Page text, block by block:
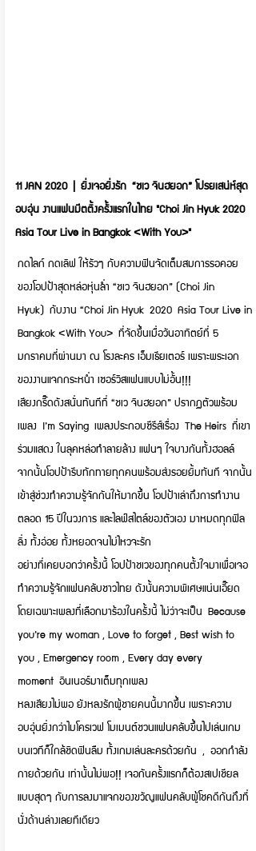
11 JAN 2020 | ยิ่งเจอยิ่งรัก “ชเว จินฮยอก” โปรยเสน่ห์สุด
อบอุ่น งานแฟนมีตติ้งครั้งแรกในไทย "Choi Jin Hyuk 2020
Asia Tour Live in Bangkok <With You>"
กดไลก์ กดเลิฟ ให้รัวๆ กับความฟินจัดเต็มสมการรอคอย
ของโอปป้าสุดหล่อหุ่นล่ำ “ชเว จินฮยอก” (Choi Jin
Hyuk) กับงาน “Choi Jin Hyuk 2020 Asia Tour Live in
Bangkok <With You> ที่จัดขึ้นเมื่อวันอาทิตย์ที่ 5
มกราคมที่ผ่านมา ณ โรงละคร เอ็มเธียเตอร์ เพราะพระเอก
ของงานแจกกระหน่ำ เซอร์วิสแฟนแบบไม่อั้น!!!
เสียงกรี๊ดดังสนั่นทันทีที่ “ชเว จินฮยอก” ปรากฏตัวพร้อม
เพลง I’m Saying เพลงประกอบซีรีส์เรื่อง The Heirs ที่เขา
ร่วมแสดง ในลุคหล่อทำลายล้าง แฟนๆ ใจบางกันทั้งฮอลล์
จากนั้นโอปป้ารีบทักทายทุกคนพร้อมส่งรอยยิ้มทันที จากนั้น
เข้าสู่ช่วงทำความรู้จักกันให้มากขึ้น โอปป้าเล่าถึงการทำงาน
ตลอด 15 ปีในวงการ และไลฟ์สไตล์ของตัวเอง มาหมดทุกฟิล
ลิ่ง ทั้งอ่อย ทั้งหยอดจนไม่ไหวจะรัก
อย่างที่เคยบอกว่าครั้งนี้ โอปป้าชเวของทุกคนตั้งใจมาเพื่อเจอ
ทำความรู้จักแฟนคลับชาวไทย ดังนั้นความพิเศษแน่นเอี๊ยด
โดยเฉพาะเพลงที่เลือกมาร้องในครั้งนี้ ไม่ว่าจะเป็น Because
you’re my woman , Love to forget , Best wish to
you , Emergency room , Every day every
moment อินเนอร์มาเต็มทุกเพลง
หลงเสียงไม่พอ ยังหลงรักผู้ชายคนนี้มากขึ้น เพราะความ
อบอุ่นยิ่งกว่าไมโครเวฟ โมเมนต์ชวนแฟนคลับขึ้นไปเล่นเกม
บนเวทีก็ใกล้ชิดฟินลืม ทั้งเกมเล่นละครด้วยกัน , ออกกำลัง
กายด้วยกัน เท่านั้นไม่พอ!! เจอกันครั้งแรกก็ต้องสเปเชียล
แบบสุดๆ กับการลงมาแจกของขวัญแฟนคลับผู้โชคดีกันถึงที่
นั่งด้านล่างเลยทีเดียว